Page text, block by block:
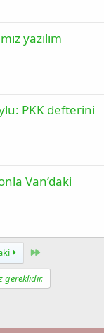
yazılım
PKK defterini
Van’daki
Last
gereklidir.